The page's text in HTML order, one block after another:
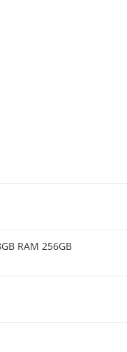
RAM 256GB